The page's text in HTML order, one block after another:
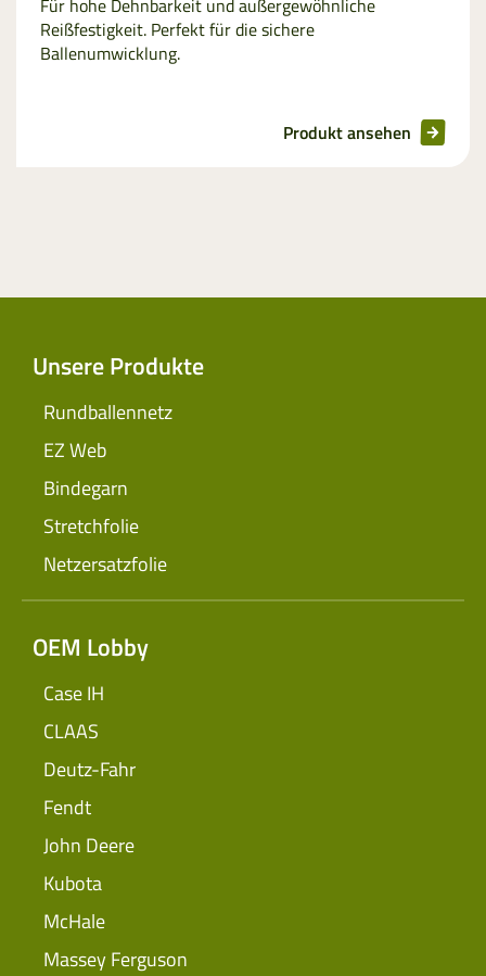
Für hohe Dehnbarkeit und außergewöhnliche
Reißfestigkeit. Perfekt für die sichere
Ballenumwicklung.
Produkt ansehen
Unsere Produkte
Rundballennetz
EZ Web
Bindegarn
Stretchfolie
Netzersatzfolie
OEM Lobby
Case IH
CLAAS
Deutz-Fahr
Fendt
John Deere
Kubota
McHale
Massey Ferguson